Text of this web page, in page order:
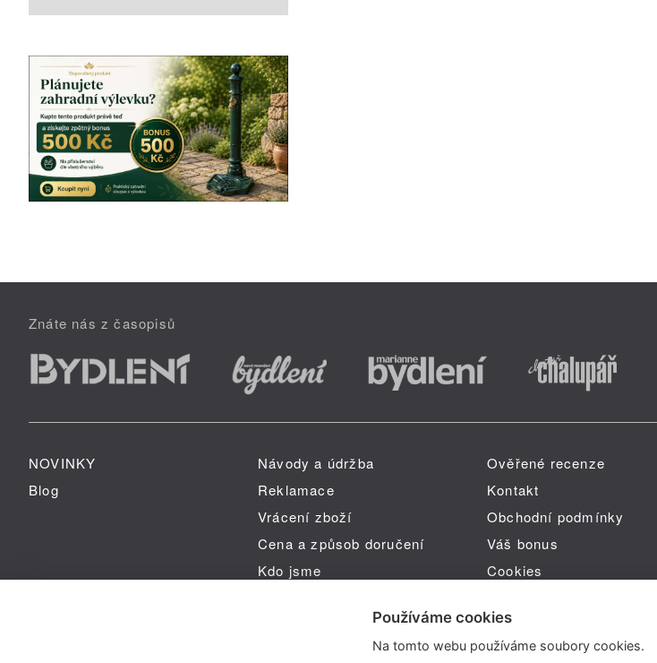
Znáte nás z časopisů
NOVINKY
Blog
Návody a údržba
Reklamace
Vrácení zboží
Cena a způsob doručení
Kdo jsme
Ověřené recenze
Kontakt
Obchodní podmínky
Váš bonus
Cookies
Používáme cookies
Na tomto webu používáme soubory cookies.